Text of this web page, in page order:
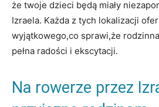
że twoje dzieci będą miały
Izraela. Każda z tych lokalizacji
wyjątkowego,co sprawi,że
pełna radości i ekscytacji.
Na rowerze przez